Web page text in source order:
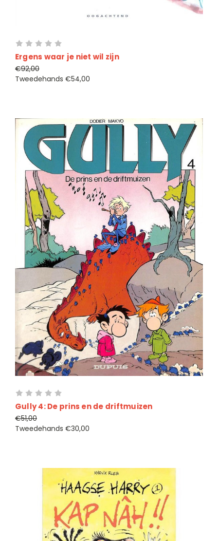
Ergens waar je niet wil zijn
€92,00
Tweedehands €54,00
Gully 4: De prins en de driftmuizen
€51,00
Tweedehands €30,00